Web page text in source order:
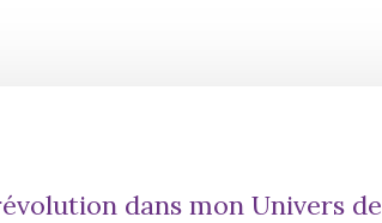
dans mon Univers de